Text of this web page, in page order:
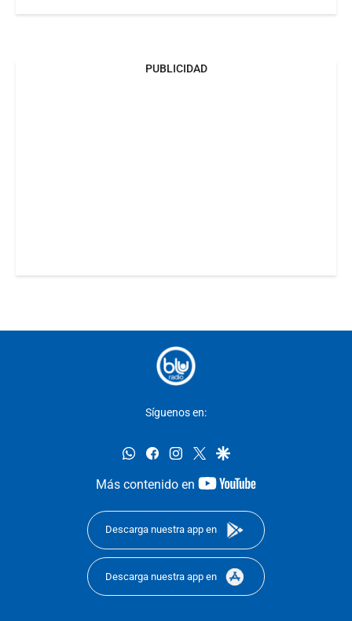
PUBLICIDAD
Síguenos en:
whatsappfacebookinstagram
twittergoogle
Más contenido en
youtube-
Descarga nuestra app en
Descarga nuestra app en